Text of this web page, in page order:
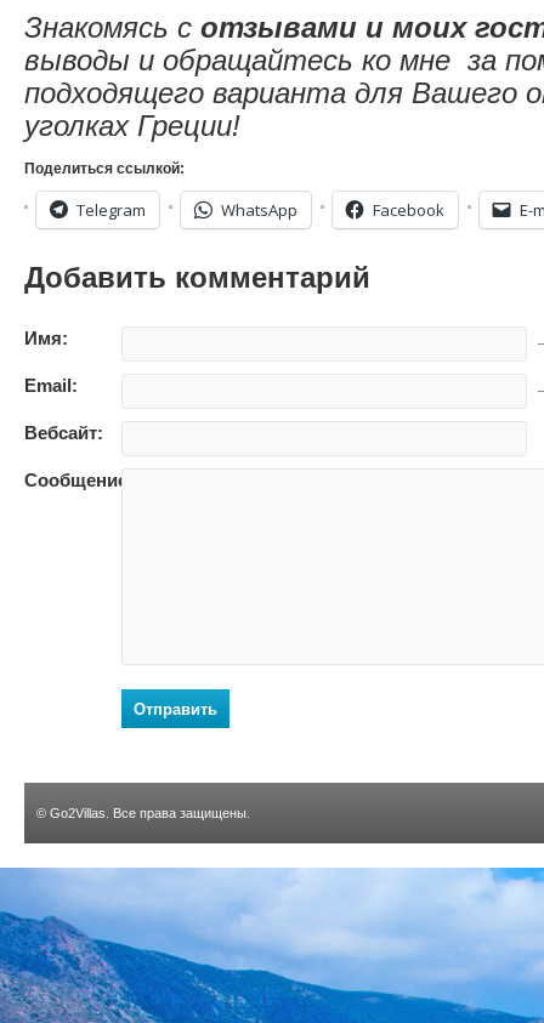
Знакомясь с отзывами и моих
выводы и обращайтесь ко мне за
подходящего варианта для Вашего
уголках Греции!
Поделиться ссылкой:
Telegram WhatsApp Facebook E-
Добавить комментарий
Имя:
Email:
Вебсайт:
Сообщение:
Отправить
© Go2Villas . Все права защищены.